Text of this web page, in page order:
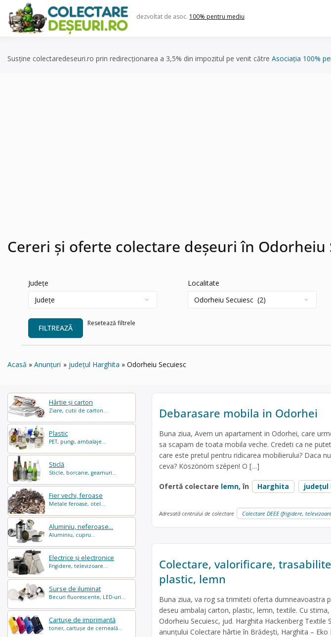
content
dezvoltat de asoc. 100% pentru mediu
Susține colectaredeseuri.ro prin redirecționarea a 3,5% din impozitul pe venit către Asociația 100%
Cereri și oferte colectare deșeuri în Odorheiu
Județe Localitate
FILTREAZĂ
Resetează filtrele
Acasă Anunțuri județul Harghita Odorheiu Secuiesc
Hârtie și carton
Ziare, cutii de carton...
Plastic
PET, pungi, ambalaje...
Sticlă
Sticle, borcane, geamuri...
Fier vechi, feroase
Metale feroase, otel...
Aluminiu, neferoase...
Aluminiu, cupru...
Electrice și electronice
Frigidere, televizoare...
Surse de iluminat
Becuri fluorescente, LED-uri...
Cartușe de imprimantă
toner, cartușe de cerneală...
Debarasare mobila in Odorhei
Buna ziua, Avem un apartament in Odorhei, care
sa scapam de toata mobila veche. Credeti ca ne
care este pretul pentru ridicarea mobilierului? Daca
ceva? Köszönöm szépen! O […]
Ofertă colectare lemn, în Harghita județul
Adresată centrului de colectare Colectare DEEE (frigidere,
Colectare, valorificare,
plastic, lemn
Buna ziua, va rog sa trimiteti oferta dumneavoastra
deseu ambalaj carton, plastic, lemn, textile. Cu
Odorheiu Secuiesc, jud. Harghita Hackenberg
anunțului Colectare hârtie în Brădești, Harghita –